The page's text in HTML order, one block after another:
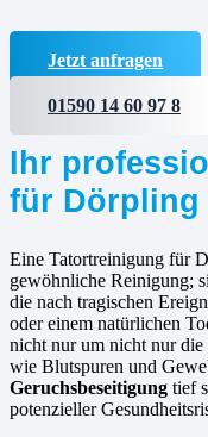
Jetzt anfragen
01590 14 60 97 8
Ihr
für Dörpling
Eine Tatortreinigung für
gewöhnliche Reinigung;
die nach tragischen
oder einem natürlichen
nicht nur um nicht nur
wie Blutspuren und
Geruchsbeseitigung tief
potenzieller